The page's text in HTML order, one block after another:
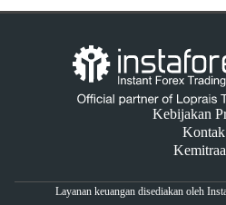
Kebijakan
Kontak
Layanan keuangan disediakan oleh